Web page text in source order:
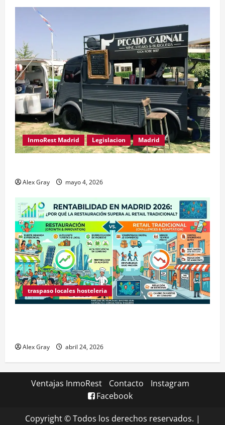
InmoRest Madrid Legislacion Madrid
Alex Gray mayo 4, 2026
traspaso locales hosteleria
Alex Gray abril 24, 2026
Ventajas InmoRest Contacto
Instagram
Facebook
Copyright © Todos los derechos reservados. |